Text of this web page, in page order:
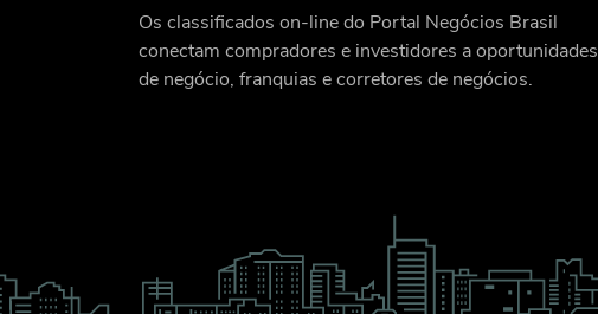
Os classificados on-line do Portal Negócios Brasil
conectam compradores e investidores a oportunidades
de negócio, franquias e corretores de negócios.